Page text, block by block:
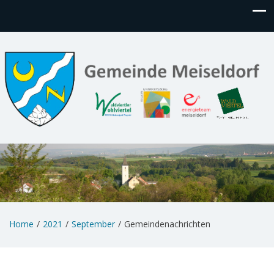
Home 2021 September Gemeindenachrichten